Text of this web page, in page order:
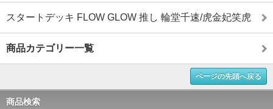
スタートデッキ FLOW GLOW 推し 輪堂千速/虎金妃笑虎
商品カテゴリー一覧
ページの先頭へ戻る
商品検索